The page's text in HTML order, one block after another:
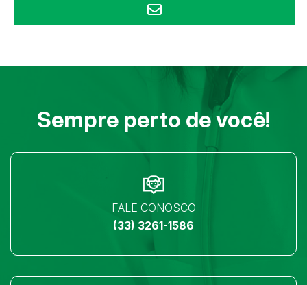
Sempre perto de você!
FALE CONOSCO
(33) 3261-1586